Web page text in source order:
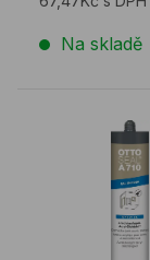
Na skladě
Parotěsný